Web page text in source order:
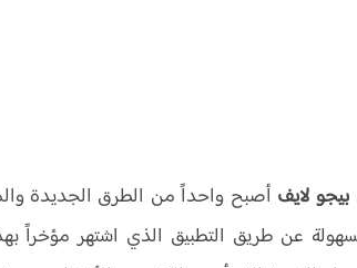
لايف أصبح واحداً من الطرق الجديدة
عن طريق التطبيق الذي اشتهر مؤخراً